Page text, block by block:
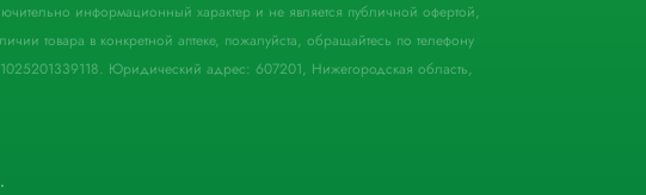
информационный характер и не является публичной офертой,
товара в конкретной аптеке, пожалуйста, обращайтесь по телефону
Юридический адрес: 607201, Нижегородская область,